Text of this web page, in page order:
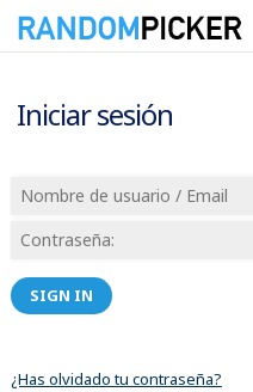
Iniciar sesión
SIGN IN
¿Has olvidado tu contraseña?